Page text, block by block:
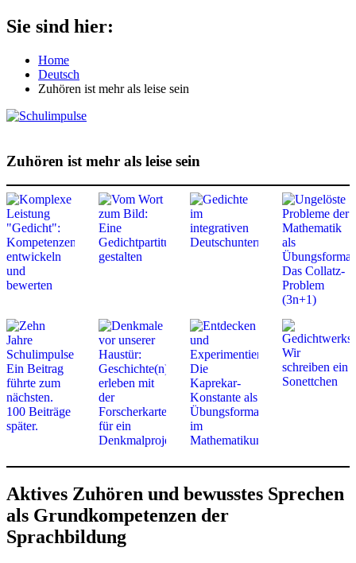
Zum
Inhalt
Schulimpulse
für
Grundschule
Sie sind hier:
Home
Deutsch
Zuhören ist mehr als leise sein
Zuhören ist mehr als leise sein
Aktives Zuhören und bewusstes Sprechen
als Grundkompetenzen der
Sprachbildung